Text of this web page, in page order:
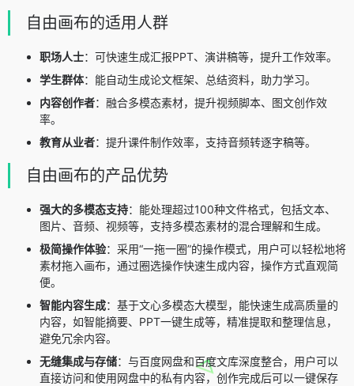
自由画布的适用人群
职场人士：可快速生成汇报PPT、演讲稿等，提升工作效率。
学生群体：能自动生成论文框架、总结资料，助力学习。
内容创作者：融合多模态素材，提升视频脚本、图文创作效
率。
教育从业者：提升课件制作效率，支持音频转逐字稿等。
自由画布的产品优势
强大的多模态支持：能处理超过100种文件格式，包括文本、
图片、音频、视频等，支持多模态素材的混合理解和生成。
极简操作体验：采用“一拖一圈”的操作模式，用户可以轻松地将
素材拖入画布，通过圈选操作快速生成内容，操作方式直观简
便。
智能内容生成：基于文心多模态大模型，能快速生成高质量的
内容，如智能摘要、PPT一键生成等，精准提取和整理信息，
避免冗余内容。
无缝集成与存储：与百度网盘和百度文库深度整合，用户可以
直接访问和使用网盘中的私有内容，创作完成后可以一键保存